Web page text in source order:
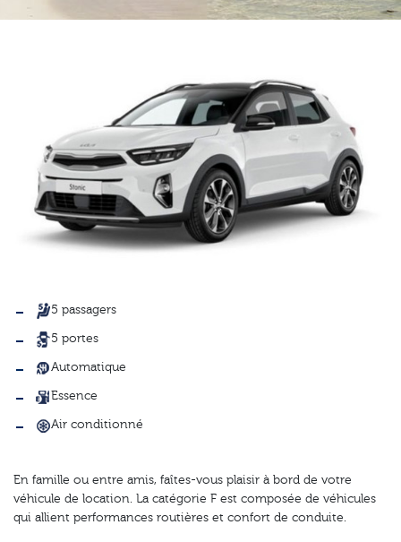
5 passagers
5 portes
Automatique
Essence
Air conditionné
En famille ou entre amis, faîtes-vous plaisir à bord de votre
véhicule de location. La catégorie F est composée de véhicules
qui allient performances routières et confort de conduite.